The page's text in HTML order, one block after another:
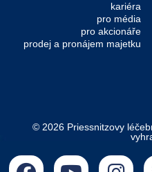
kariéra
pro média
pro akcionáře
prodej a pronájem majetku
© 2026 Priessnitzovy